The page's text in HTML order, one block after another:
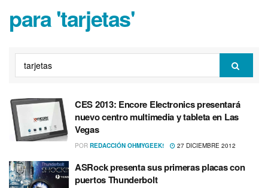
para 'tarjetas'
CES 2013: Encore Electronics presentará
nuevo centro multimedia y tableta en Las
Vegas
POR REDACCIÓN OHMYGEEK! 27 DICIEMBRE 2012
ASRock presenta sus primeras placas con
puertos Thunderbolt